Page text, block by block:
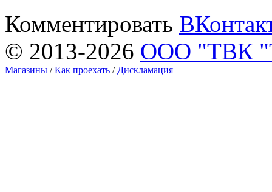
Комментировать
© 2013-2026 ООО "ТВК
Магазины /Как проехать / Дискламация